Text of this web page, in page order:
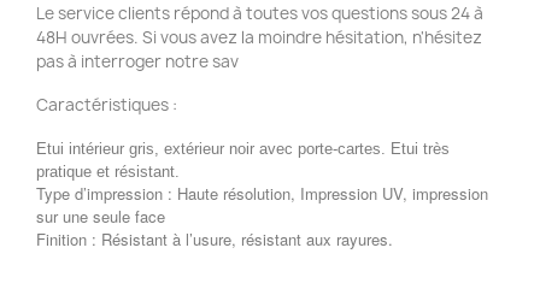
Le service clients répond à toutes vos questions sous 24 à
48H ouvrées. Si vous avez la moindre hésitation, n'hésitez
pas à interroger notre sav
Caractéristiques :
Etui intérieur gris, extérieur noir avec porte-cartes. Etui très
pratique et résistant.
Type d’impression : Haute résolution, Impression UV, impression
sur une seule face
Finition : Résistant à l’usure, résistant aux rayures.